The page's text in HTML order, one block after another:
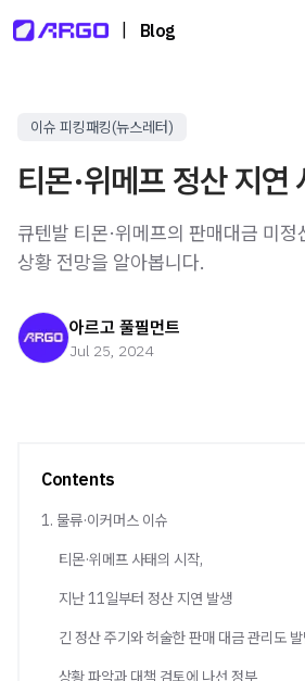
Blog
이슈 피킹패킹(뉴스레터)
티몬·위메프 정산 지연
큐텐발 티몬·위메프의 판매대금 미
상황 전망을 알아봅니다.
아르고 풀필먼트
Jul 25, 2024
Contents
1. 물류·이커머스 이슈
티몬·위메프 사태의 시작,
지난 11일부터 정산 지연 발생
긴 정산 주기와 허술한 판매 대금 관리도
상황 파악과 대책 검토에 나선 정부